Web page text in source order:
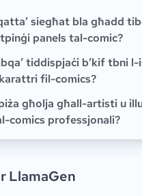
siegħat bla għadd
panels tal-comic?
tiddispjaċi b’kif tbni
fil-comics?
għolja għall-artisti u
comics professjonali?
LlamaGen